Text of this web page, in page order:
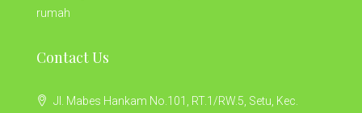
rumah
Contact Us
Jl. Mabes Hankam No.101, RT.1/RW.5, Setu, Kec.